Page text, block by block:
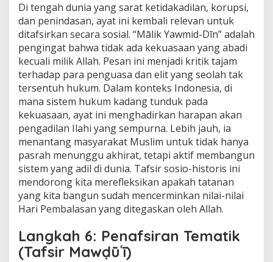
Di tengah dunia yang sarat ketidakadilan, korupsi,
dan penindasan, ayat ini kembali relevan untuk
ditafsirkan secara sosial. “Mālik Yawmid-Dīn” adalah
pengingat bahwa tidak ada kekuasaan yang abadi
kecuali milik Allah. Pesan ini menjadi kritik tajam
terhadap para penguasa dan elit yang seolah tak
tersentuh hukum. Dalam konteks Indonesia, di
mana sistem hukum kadang tunduk pada
kekuasaan, ayat ini menghadirkan harapan akan
pengadilan Ilahi yang sempurna. Lebih jauh, ia
menantang masyarakat Muslim untuk tidak hanya
pasrah menunggu akhirat, tetapi aktif membangun
sistem yang adil di dunia. Tafsir sosio-historis ini
mendorong kita merefleksikan apakah tatanan
yang kita bangun sudah mencerminkan nilai-nilai
Hari Pembalasan yang ditegaskan oleh Allah.
Langkah 6: Penafsiran Tematik
(Tafsir Mawḍūʿī)